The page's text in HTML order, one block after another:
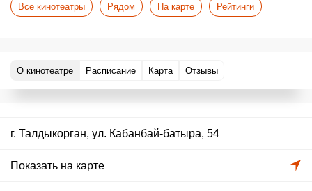
Все кинотеатры Рядом На карте Рейтинги
О кинотеатре Расписание Карта Отзывы
г. Талдыкорган, ул. Кабанбай-батыра, 54
Показать на карте